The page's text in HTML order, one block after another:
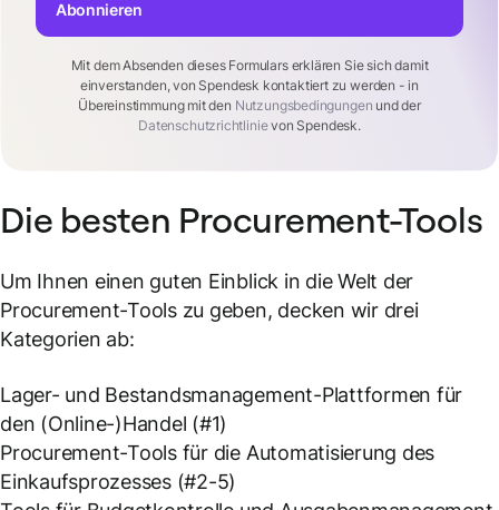
Mit dem Absenden dieses Formulars erklären Sie sich damit
einverstanden, von Spendesk kontaktiert zu werden - in
Übereinstimmung mit den Nutzungsbedingungen und der
Datenschutzrichtlinievon Spendesk.
Abonnieren
Die besten Procurement-Tools
Um Ihnen einen guten Einblick in die Welt der
Procurement-Tools zu geben, decken wir drei
Kategorien ab:
Lager- und Bestandsmanagement-Plattformen für
den (Online-)Handel (#1)
Procurement-Tools für die Automatisierung des
Einkaufsprozesses (#2-5)